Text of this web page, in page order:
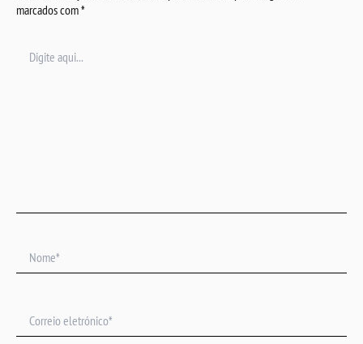
marcados com*
aqui...
eletrónico*